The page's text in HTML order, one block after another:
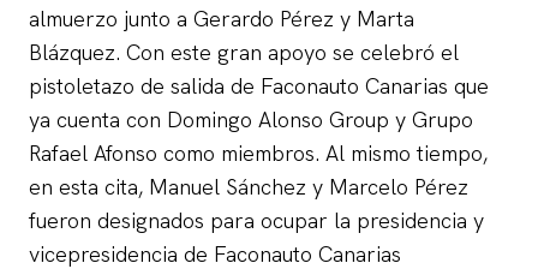
almuerzo junto a Gerardo Pérez y Marta
Blázquez. Con este gran apoyo se celebró el
pistoletazo de salida de Faconauto Canarias que
ya cuenta con Domingo Alonso Group y Grupo
Rafael Afonso como miembros. Al mismo tiempo,
en esta cita, Manuel Sánchez y Marcelo Pérez
fueron designados para ocupar la presidencia y
vicepresidencia de Faconauto Canarias